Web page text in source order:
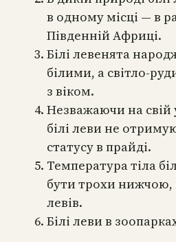
в одному місці — в
Південній Африці.
Білі левенята
білими, а світло-
з віком.
Незважаючи на свій
білі леви не
статусу в прайді.
Температура тіла
бути трохи нижчою,
левів.
Білі леви в